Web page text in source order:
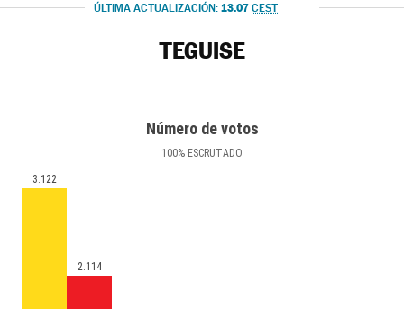
ÚLTIMA ACTUALIZACIÓN: 13.07 CEST
TEGUISE
Número de votos
100% ESCRUTADO
3.122
2.114